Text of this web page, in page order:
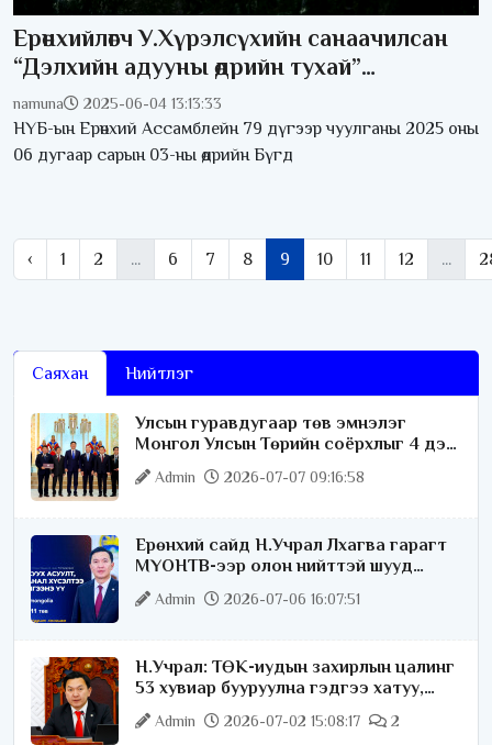
Ерөнхийлөгч У.Хүрэлсүхийн санаачилсан
“Дэлхийн адууны өдрийн тухай”
тогтоолыг НҮБ-ын Ерөнхий Ассамблей
дэмжин баталлаа
namuna 2025-06-04 13:13:33
НҮБ-ын Ерөнхий Ассамблейн 79 дүгээр чуулганы 2025 оны
06 дугаар сарын 03-ны өдрийн Бүгд
‹ 1 2 ... 6 7 8 9 10 11 12 ...
Саяхан Нийтлэг
Улсын гуравдугаар төв эмнэлэг
Монгол Улсын Төрийн соёрхлыг 4 дэх
удаагаа хүртлээ
Admin 2026-07-07 09:16:58
Ерөнхий сайд Н.Учрал Лхагва гарагт
МҮОНТВ-ээр олон нийттэй шууд
ярилцана
Admin 2026-07-06 16:07:51
Н.Учрал: ТӨК-иудын захирлын цалинг
53 хувиар бууруулна гэдгээ хатуу,
хариуцлагатайгаар хэлье
Admin 2026-07-02 15:08:17 2